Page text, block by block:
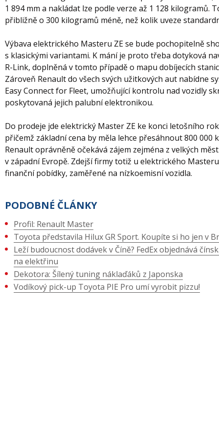
1 894 mm a nakládat lze podle verze až 1 128 kilogramů.
přibližně o 300 kilogramů méně, než kolik uveze
Výbava elektrického Masteru ZE se bude pochopitelně
s klasickými variantami. K mání je proto třeba dotyková
R-Link, doplněná v tomto případě o mapu dobíjecích
Zároveň Renault do všech svých užitkových aut nabídne
Easy Connect for Fleet, umožňující kontrolu nad vozidly
poskytovaná jejich palubní elektronikou.
Do prodeje jde elektrický Master ZE ke konci letošního
přičemž základní cena by měla lehce přesáhnout 800 000
Renault oprávněně očekává zájem zejména z velkých měst
v západní Evropě. Zdejší firmy totiž u elektrického
finanční pobídky, zaměřené na nízkoemisní vozidla.
PODOBNÉ ČLÁNKY
Profil: Renault Master
Toyota představila Hilux GR Sport. Koupíte si ho jen v
Leží budoucnost dodávek v Číně? FedEx objednává
na elektřinu
Dekotora: Šílený tuning náklaďáků z Japonska
Vodíkový pick-up Toyota PIE Pro umí vyrobit pizzu!